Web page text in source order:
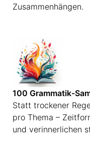
Zusammenhängen.
100 Grammatik-
Statt trockener
pro Thema –
und verinnerlichen